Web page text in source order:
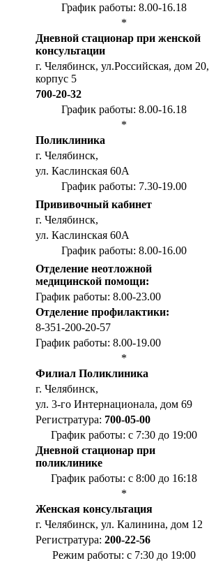
График работы: 8.00-16.18
*
Дневной стационар при женской
консультации
г. Челябинск, ул.Российская, дом 20,
корпус 5
700-20-32
График работы: 8.00-16.18
*
Поликлиника
г. Челябинск,
ул. Каслинская 60А
График работы: 7.30-19.00
Прививочный кабинет
г. Челябинск,
ул. Каслинская 60А
График работы: 8.00-16.00
Отделение неотложной
медицинской помощи:
График работы: 8.00-23.00
Отделение профилактики:
8-351-200-20-57
График работы: 8.00-19.00
*
Филиал Поликлиника
г. Челябинск,
ул. 3-го Интернационала, дом 69
Регистратура: 700-05-00
График работы: с 7:30 до 19:00
Дневной стационар при
поликлинике
График работы: с 8:00 до 16:18
*
Женская консультация
г. Челябинск, ул. Калинина, дом 12
Регистратура: 200-22-56
Режим работы: с 7:30 до 19:00